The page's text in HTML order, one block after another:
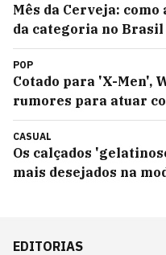
Mês da Cerveja:
da categoria no Brasil
POP
Cotado para 'X-Men',
rumores para atuar
CASUAL
Os calçados
mais desejados na
EDITORIAS